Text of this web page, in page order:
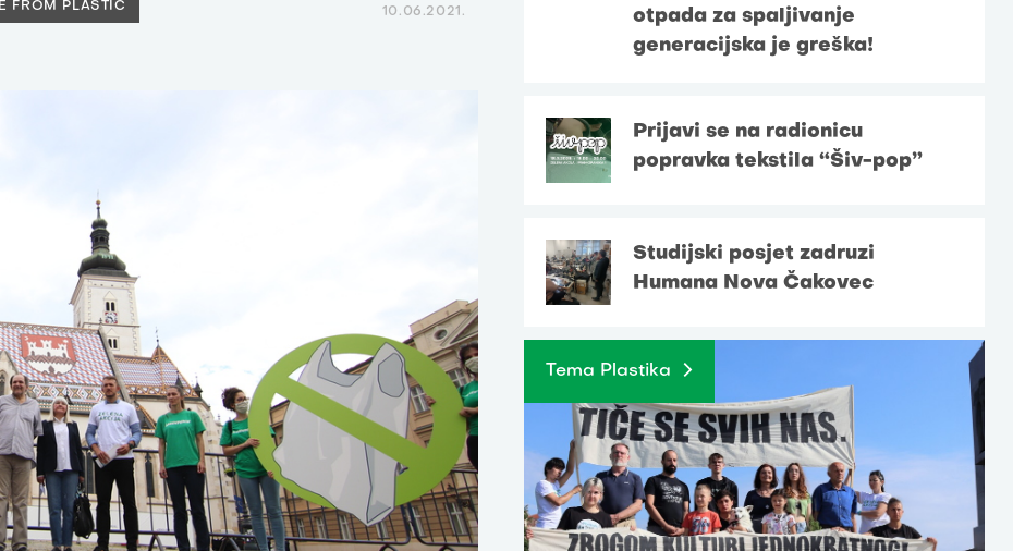
FROM PLASTIC 10.06.2021.
otpada za spaljivanje
generacijska je greška!
Prijavi se na radionicu
popravka tekstila “Šiv-pop”
Studijski posjet zadruzi
Humana Nova Čakovec
Tema Plastika